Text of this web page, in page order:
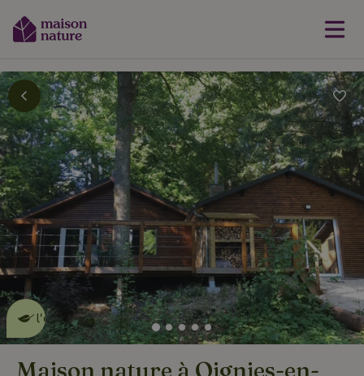
Cette Maison Nature fait de
l'effeten savoir plus
Maison nature à Oignies-en-